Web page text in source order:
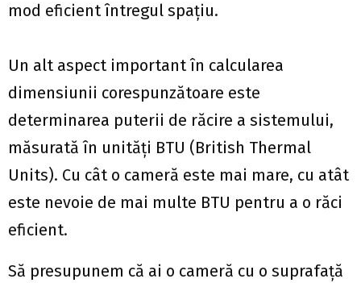
mod eficient întregul spațiu.
Un alt aspect important în calcularea
dimensiunii corespunzătoare este
determinarea puterii de răcire a sistemului,
măsurată în unități BTU (British Thermal
Units). Cu cât o cameră este mai mare, cu atât
este nevoie de mai multe BTU pentru a o răci
eficient.
Să presupunem că ai o cameră cu o suprafață